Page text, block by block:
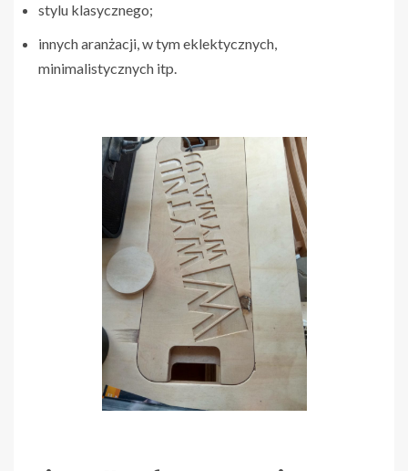
stylu klasycznego;
innych aranżacji, w tym eklektycznych,
minimalistycznych itp.